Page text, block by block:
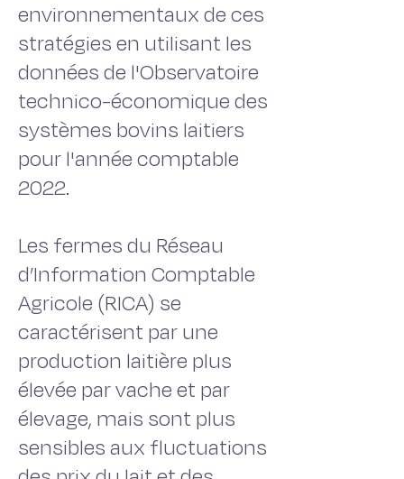
environnementaux de ces
stratégies en utilisant les
données de l'Observatoire
technico-économique des
systèmes bovins laitiers
pour l'année comptable
2022.
Les fermes du Réseau
d’Information Comptable
Agricole (RICA) se
caractérisent par une
production laitière plus
élevée par vache et par
élevage, mais sont plus
sensibles aux fluctuations